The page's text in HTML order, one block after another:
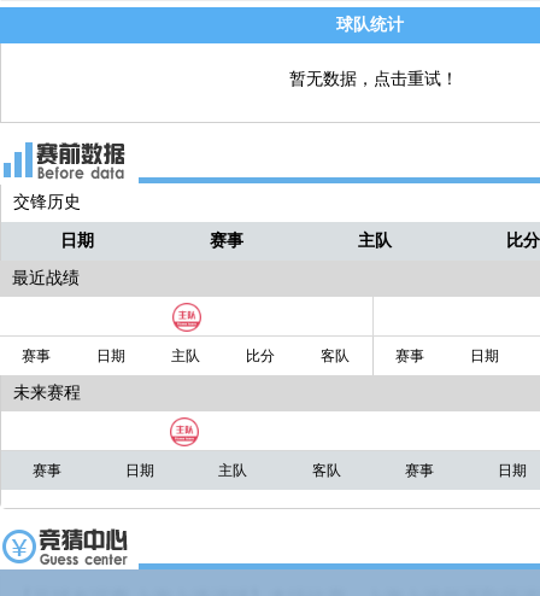
球队统计
暂无数据，点击重试！
交锋历史
日期 赛事 主队 比分
最近战绩
赛事 日期 主队 比分 客队 赛事 日期
未来赛程
赛事 日期 主队 客队 赛事 日期